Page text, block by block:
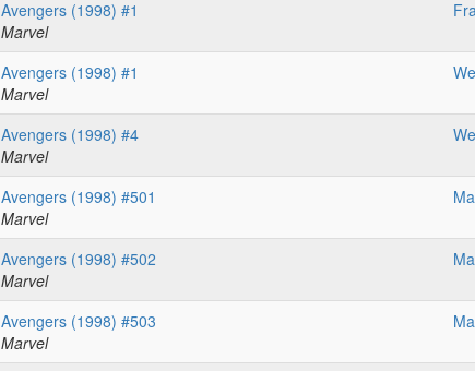
Avengers (1998) #1
Marvel
Avengers (1998) #1
Marvel
Avengers (1998) #4
Marvel
Avengers (1998) #501
Marvel
Avengers (1998) #502
Marvel
Avengers (1998) #503
Marvel